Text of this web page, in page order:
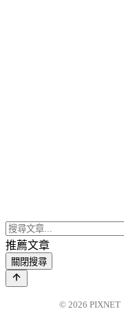
推薦文章
關閉搜尋
© 2026 PIXNET